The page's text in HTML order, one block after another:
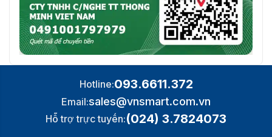
Hotline:093.6611.372
Email:sales@vnsmart.com.vn
Hỗ trợ trực tuyến:(024) 3.7824073